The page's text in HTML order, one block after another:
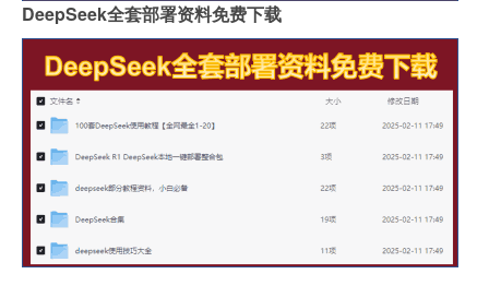
DeepSeek全套部署资料免费下载